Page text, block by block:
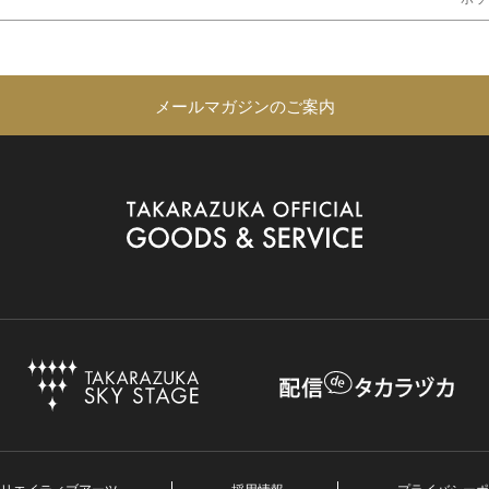
メールマガジンのご案内